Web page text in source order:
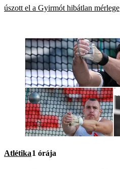
úszott el a Gyirmót hibátlan mérlege
Atlétika1 órája